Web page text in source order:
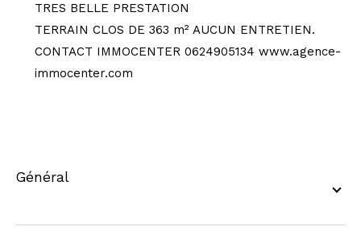
TRES BELLE PRESTATION
TERRAIN CLOS DE 363 m² AUCUN ENTRETIEN.
CONTACT IMMOCENTER 0624905134 www.agence-
immocenter.com
général